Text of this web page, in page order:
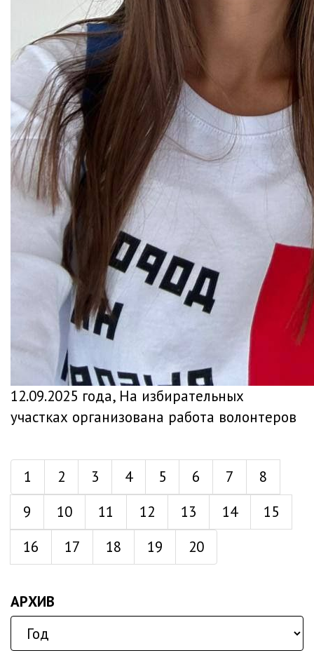
12.09.2025 года, На избирательных
участках организована работа волонтеров
1 2 3 4 5 6 7
8
9
10 11 12 13 14
15
16
17 18 19 20
АРХИВ